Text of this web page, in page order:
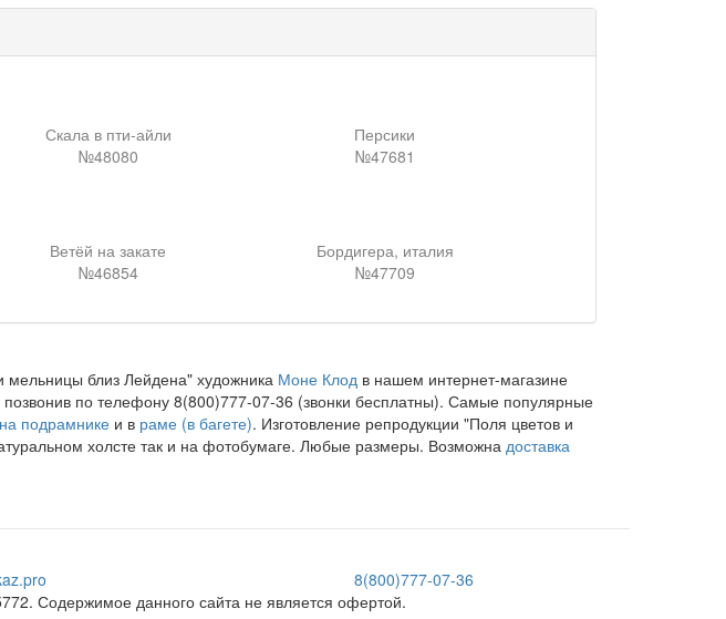
Скала в пти-айли
№48080
Персики
№47681
Ветёй на закате
№46854
Бордигера, италия
№47709
мельницы близ Лейдена" художника Моне Клодв нашем интернет-магазине
по телефону 8(800)777-07-36 (звонки бесплатны). Самые популярные
подрамникеи в раме (в багете). Изготовление репродукции "Поля цветов и
холсте так и на фотобумаге. Любые размеры. Возможна доставка
8(800)777-07-36
Содержимое данного сайта не является офертой.